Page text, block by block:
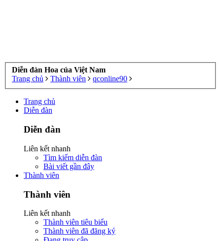
Diễn đàn Hoa của Việt Nam
Trang chủ
Thành viên qconline90
Trang chủ
Diễn đàn
Diễn đàn
Liên kết nhanh
Tìm kiếm diễn đàn
Bài viết gần đây
Thành viên
Thành viên
Liên kết nhanh
Thành viên tiêu biểu
Thành viên đã đăng ký